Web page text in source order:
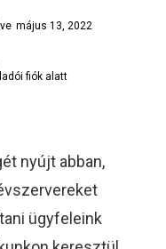
május 13, 2022
fiók alatt
nyújt abban,
ügyfeleink